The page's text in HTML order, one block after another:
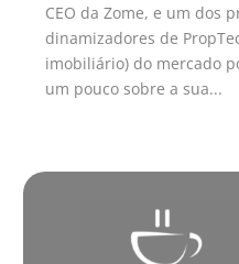
CEO da Zome, e um dos
dinamizadores de
imobiliário) do mercado
um pouco sobre a sua...